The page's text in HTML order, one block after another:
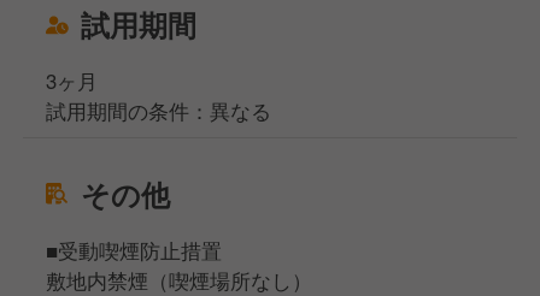
試用期間
3ヶ月
試用期間の条件：異なる
その他
■受動喫煙防止措置
敷地内禁煙（喫煙場所なし）